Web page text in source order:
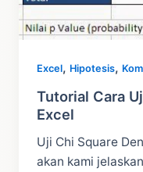
Excel, Hipotesis,
Tutorial Cara
Excel
Uji Chi Square
akan kami